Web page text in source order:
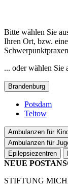
Bitte wählen Sie
Ihren Ort, bzw.
... oder wählen Sie
Brandenburg
Potsdam
Teltow
Ambulanzen für
Ambulanzen für
Epilepsiezentren
NEUE
STIFTUNG